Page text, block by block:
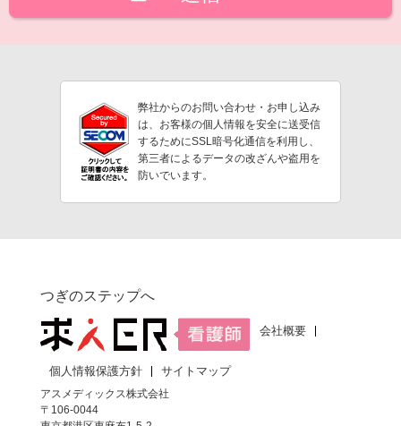
弊社からのお問い合わせ・お申し込み
は、お客様の個人情報を安全に送受信
するためにSSL暗号化通信を利用し、
第三者によるデータの改ざんや盗用を
防いでいます。
つぎのステップへ
会社概要
個人情報保護方針
サイトマップ
アスメディックス株式会社
〒106-0044